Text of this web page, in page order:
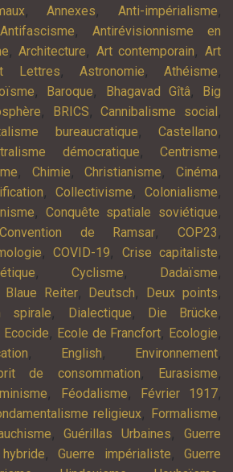
,Annexes,Anti-impérialisme,
Antifascisme, Antirévisionnisme en
,Architecture, Art contemporain,Art
Lettres, Astronomie,Athéisme,
, Baroque, Bhagavad Gîtâ,
Big
, BRICS,Cannibalisme social ,
bureaucratique,Castellano,
démocratique,Centrisme,
, Chimie,Christianisme, Cinéma,
, Collectivisme, Colonialisme,
, Conquête spatiale soviétique,
Convention de Ramsar, COP23 ,
, COVID-19, Crise capitaliste,
, Cyclisme, Dadaïsme,
Blaue Reiter, Deutsch, Deux points,
spirale, Dialectique, Die Brücke,
Ecocide, Ecole de Francfort, Ecologie,
, English, Environnement,
de consommation, Eurasisme,
, Féodalisme, Février 1917,
religieux, Formalisme,
,Guérillas Urbaines,Guerre
,Guerre impérialiste,Guerre